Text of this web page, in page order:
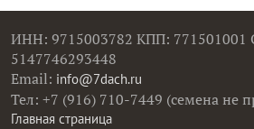
ИНН: 9715003782 КПП: 771501001
5147746293448
Email: info@7dach.ru
Тел: +7 (916) 710-7449 (семена не
Главная страница